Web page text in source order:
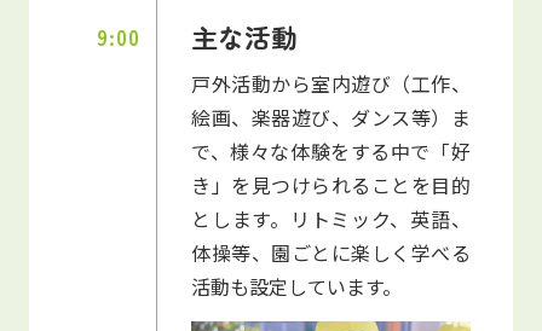
9:00 主な活動
戸外活動から室内遊び（工作、
絵画、楽器遊び、ダンス等）ま
で、様々な体験をする中で「好
き」を見つけられることを目的
とします。リトミック、英語、
体操等、園ごとに楽しく学べる
活動も設定しています。